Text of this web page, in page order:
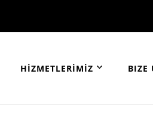
HİZMETLERİMİZ BIZE